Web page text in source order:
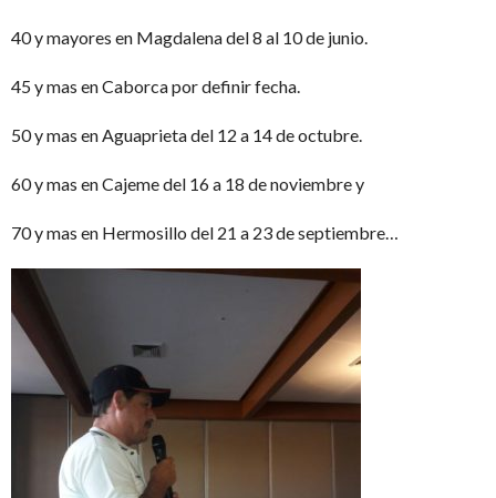
40 y mayores en Magdalena del 8 al 10 de junio.
45 y mas en Caborca por definir fecha.
50 y mas en Aguaprieta del 12 a 14 de octubre.
60 y mas en Cajeme del 16 a 18 de noviembre y
70 y mas en Hermosillo del 21 a 23 de septiembre…